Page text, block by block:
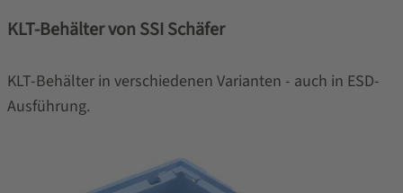
KLT-Behälter von SSI Schäfer
KLT-Behälter in verschiedenen Varianten - auch in ESD-
Ausführung.